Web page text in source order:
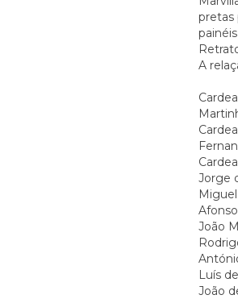
pretas
A
Jorge
Miguel
João
Luís
João